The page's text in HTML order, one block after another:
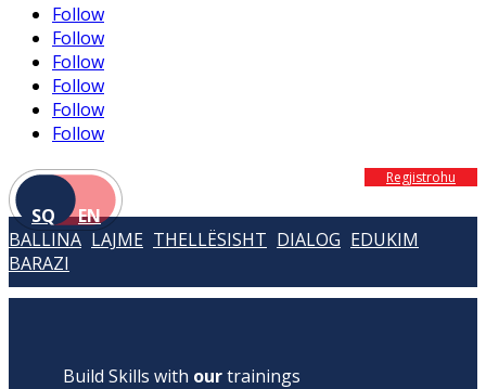
Follow
Follow
Follow
Follow
Follow
Follow
SQ EN
Regjistrohu
BALLINA LAJME THELLËSISHT DIALOG EDUKIM
BARAZI
Build Skills with ourtrainings